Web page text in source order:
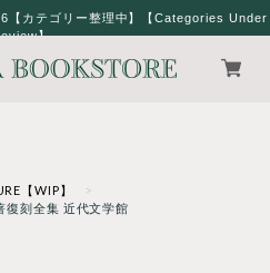
カテゴリー整理中】【Categories Under
】
【WIP】
復刻全集 近代文学館